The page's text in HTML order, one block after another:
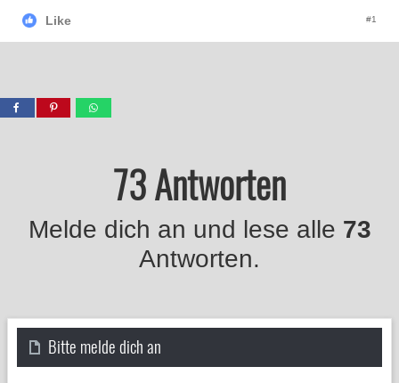
Like #1
73 Antworten
Melde dich an und lese alle 73
Antworten.
Bitte melde dich an